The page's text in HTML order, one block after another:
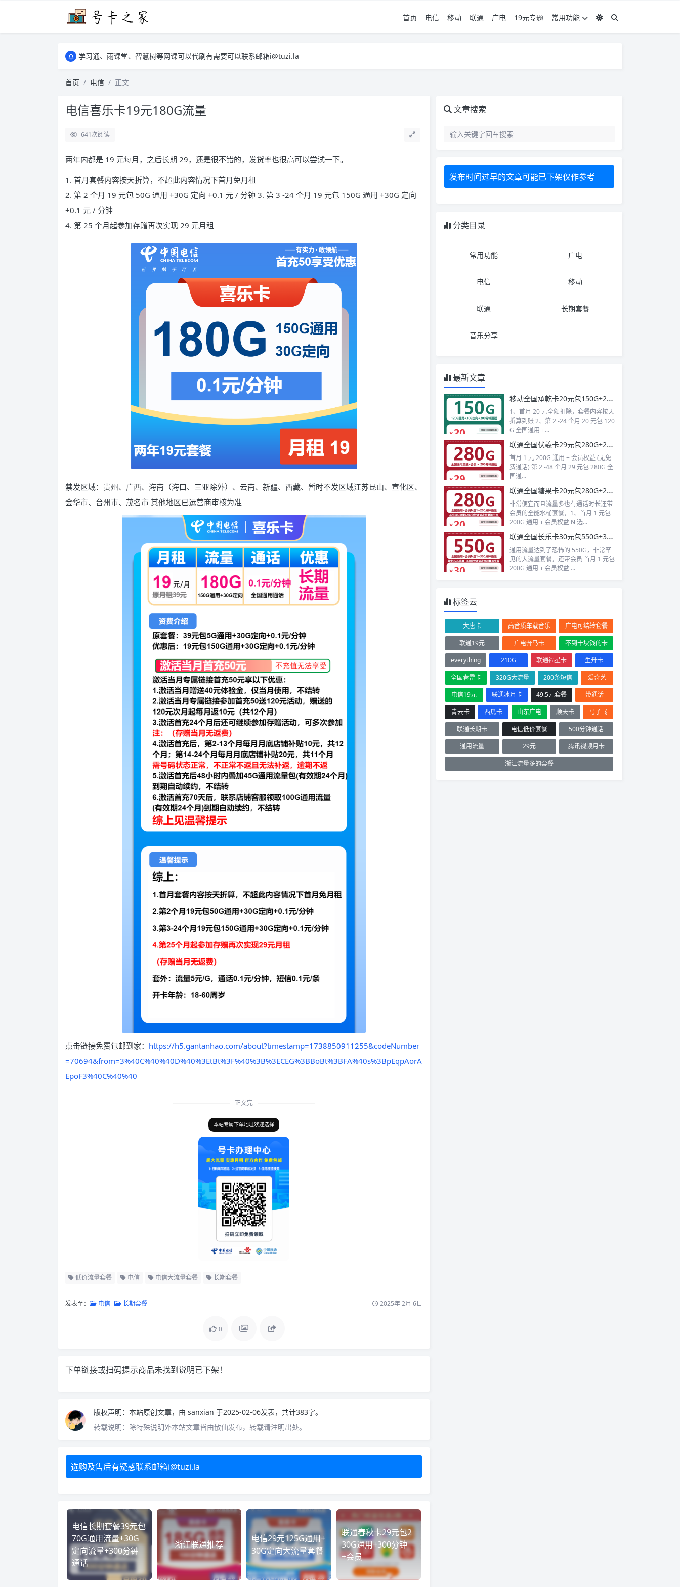
首页 电信 移动 联通 广电 19元专题
常用功能
学习通、雨课堂、智慧树等网课可以代刷有需要可以联系邮箱i@tuzi.la
学习通、雨课堂、智慧树等网课可以代刷有需要可以联系邮箱i@tuzi.la
首页
电信 正文
电信喜乐卡19元180G流量
641次阅读
两年内都是 19 元每月，之后长期 29，还是很不错的，发货率也很高可以尝试一下。
1. 首月套餐内容按天折算，不超此内容情况下首月免月租
2. 第 2 个月 19 元包 50G 通用 +30G 定向 +0.1 元 / 分钟 3. 第 3 -24 个月 19 元包 150G 通用 +30G 定向
+0.1 元 / 分钟
4. 第 25 个月起参加存赠再次实现 29 元月租
禁发区域：贵州、广西、海南（海口、三亚除外）、云南、新疆、西藏、暂时不发区域江苏昆山、宣化区、
金华市、台州市、茂名市 其他地区已运营商审核为准
点击链接免费包邮到家： https://h5.gantanhao.com/about?timestamp=1738850911255&codeNumber
=70694&from=3%40C%40%40D%40%3EtBt%3F%40%3B%3ECEG%3BBoBt%3BFA%40s%3BpEqpAorA
EpoF3%40C%40%40
正文完
本站专属下单地址欢迎选择
低价流量套餐 电信 电信大流量套餐 长期套餐
发表至： 电信 长期套餐 2025年 2月 6日
0
下单链接或扫码提示商品未找到说明已下架！
版权声明： 本站原创文章，由 sanxian 于2025-02-06发表，共计383字。
转载说明： 除特殊说明外本站文章皆由散仙发布，转载请注明出处。
选购及售后有疑惑联系邮箱i@tuzi.la
电信长期套餐39元包
70G通用流量+30G
定向流量+300分钟
通话
浙江联通推荐
电信29元125G通用+
30G定向大流量套餐
联通春秋卡29元包2
30G通用+300分钟
+会员
文章搜索
发布时间过早的文章可能已下架仅作参考
分类目录
常用功能 广电
电信 移动
联通 长期套餐
音乐分享
最新文章
移动全国承乾卡20元包150G+200分钟+会员
1、首月 20 元全额扣除，套餐内容按天
折算到账 2、第 2 -24 个月 20 元包 120
G 全国通用 +...
联通全国伏羲卡29元包280G+200分钟+会员
首月 1 元 200G 通用 + 会员权益 (无免
费通话) 第 2 -48 个月 29 元包 280G 全
国通...
联通全国糖果卡20元包280G+200分钟+会员
非常便宜而且流量多也有通话时长还带
会员的全能水桶套餐，1、首月 1 元包
200G 通用 + 会员权益 N 选...
联通全国长乐卡30元包550G+300分钟+会员
通用流量达到了恐怖的 550G，非常罕
见的大流量套餐，还带会员 首月 1 元包
200G 通用 + 会员权益 ...
标签云
大唐卡 高音质车载音乐
广电可结转套餐
联通19元
广电奔马卡
不到十块钱的卡
everything
210G 联通福星卡
生升卡
全国春雷卡
320G大流量 200条短信
爱奇艺
电信19元
联通冰月卡 49.5元套餐
带通话
青云卡
西瓜卡 山东广电 顺天卡
马子飞
联通长期卡
电信低价套餐
500分钟通话
通用流量
29元
腾讯视频月卡
浙江流量多的套餐